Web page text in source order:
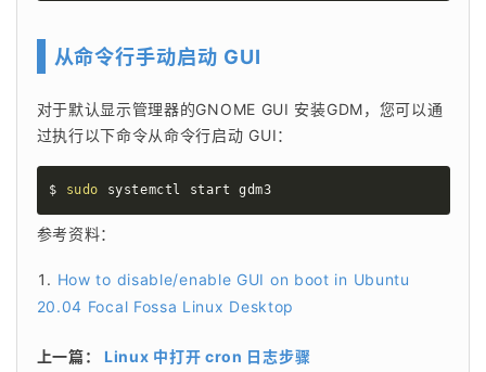
从命令行手动启动 GUI
对于默认显示管理器的GNOME GUI 安装GDM，您可以通
过执行以下命令从命令行启动 GUI：
$ sudo systemctl start gdm3
参考资料：
How to disable/enable GUI on boot in Ubuntu
20.04 Focal Fossa Linux Desktop
上一篇： Linux 中打开 cron 日志步骤